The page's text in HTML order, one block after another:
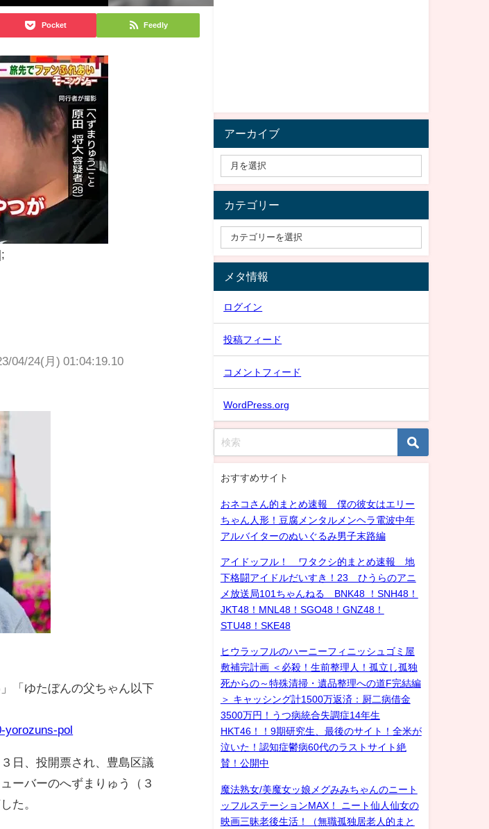
Pocket Feedly
04/24(月) 01:04:19.10
「ゆたぼんの父ちゃん以下
yorozuns-pol
日、投開票され、豊島区議
ーバーのへずまりゅう（３
た。
アーカイブ
カテゴリー
メタ情報
ログイン
投稿フィード
コメントフィード
WordPress.org
おすすめサイト
おネコさん的まとめ速報 僕の彼女はエリー
ちゃん人形！豆腐メンタルメンヘラ電波中年
アルバイターのぬいぐるみ男子末路編
アイドッフル！ ワタクシ的まとめ速報 地
下格闘アイドルだいすき！23 ひうらのアニ
メ放送局101ちゃんねる BNK48 ！SNH48！
JKT48！MNL48！SGO48！GNZ48！
STU48！SKE48
ヒウラッフルのハーニーフィニッシュゴミ屋
敷補完計画 ＜必殺！生前整理人！孤立し孤独
死からの～特殊清掃・遺品整理への道F完結編
＞ キャッシング計1500万返済：厨二病借金
3500万円！うつ病統合失調症14年生
HKT46！！9期研究生、最後のサイト！全米が
泣いた！認知症鬱病60代のラストサイト絶
賛！公開中
魔法熟女/美魔女ッ娘メグみみちゃんのニート
ッフルステーションMAX！ ニート仙人仙女の
映画三昧老後生活！（無職孤独居老人的まと